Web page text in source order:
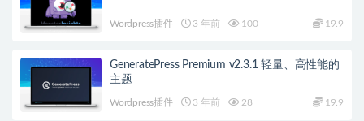
Wordpress插件 3 年前 100 19.9
GeneratePress Premium v2.3.1 轻量、高性能的
主题
Wordpress插件 3 年前 28 19.9